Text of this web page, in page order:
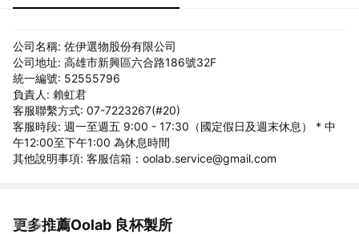
公司名稱: 佐伊選物股份有限公司
公司地址: 高雄市新興區六合路186號32F
統一編號: 52555796
負責人: 賴虹君
客服聯繫方式: 07-7223267(#20)
客服時段: 週一至週五 9:00 - 17:30（國定假日及週末休息） * 中
午12:00至下午1:00 為休息時間
其他說明事項: 客服信箱：oolab.service@gmail.com
更多推薦Oolab 良杯製所
看更多